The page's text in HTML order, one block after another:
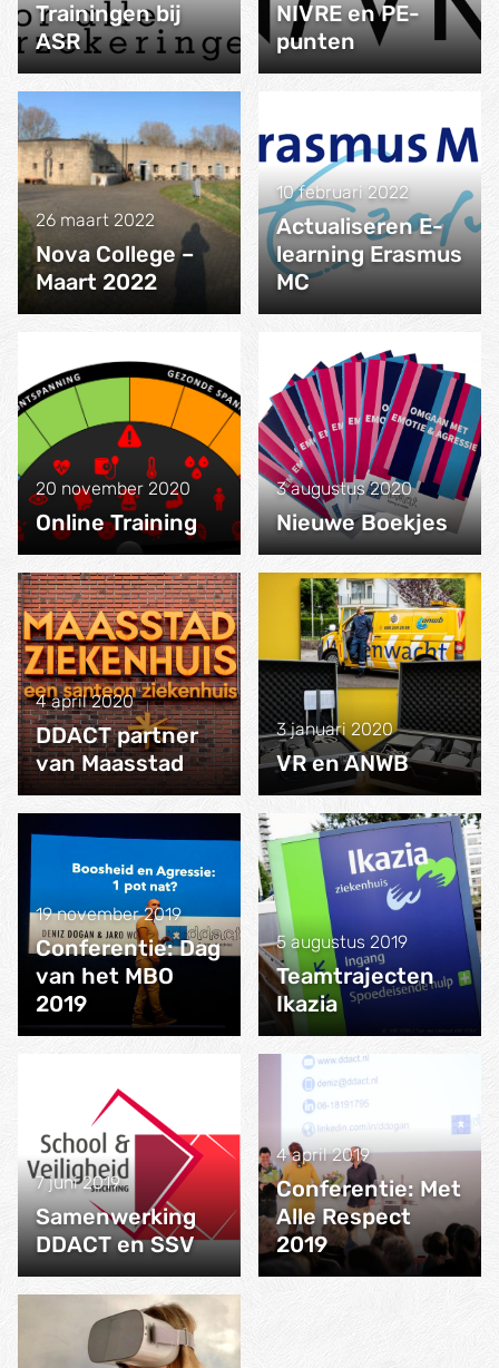
Trainingen bij
ASR
NIVRE en PE-
punten
26 maart 2022
Nova College –
Maart 2022
10 februari 2022
Actualiseren E-
learning Erasmus
MC
20 november 2020
Online Training
3 augustus 2020
Nieuwe Boekjes
4 april 2020
DDACT partner
van Maasstad
3 januari 2020
VR en ANWB
19 november 2019
Conferentie: Dag
van het MBO
2019
5 augustus 2019
Teamtrajecten
Ikazia
7 juni 2019
Samenwerking
DDACT en SSV
4 april 2019
Conferentie: Met
Alle Respect
2019